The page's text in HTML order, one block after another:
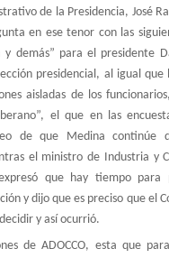
de la Presidencia, José
en ese tenor con las
y demás” para el presidente
presidencial, al igual que
aisladas de los
el que en las
de que Medina continúe
el ministro de Industria y
que hay tiempo para
y dijo que es preciso que el
y así ocurrió.
de ADOCCO, esta que